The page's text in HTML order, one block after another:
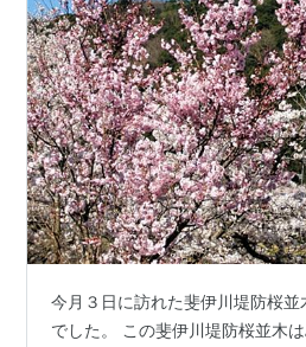
今月３日に訪れた斐伊川堤防桜
でした。 この斐伊川堤防桜並木